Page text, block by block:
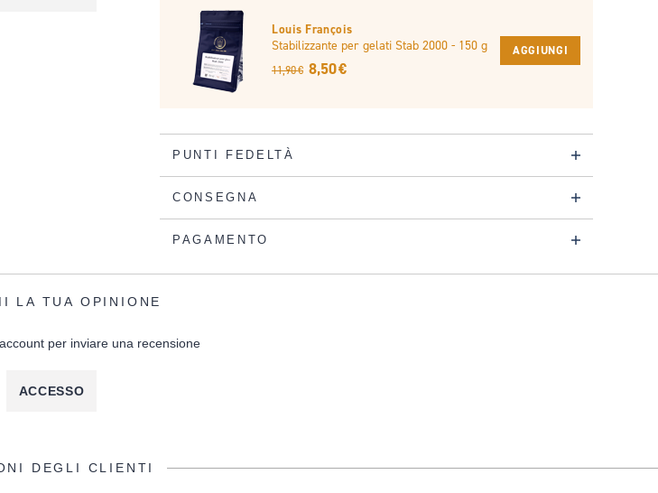
Louis François
Stabilizzante per gelati Stab 2000 - 150 g
11,90 € 8,50 €
AGGIUNGI
PUNTI FEDELTÀ
CONSEGNA
PAGAMENTO
LA TUA OPINIONE
per inviare una recensione
ACCESSO
DEGLI CLIENTI